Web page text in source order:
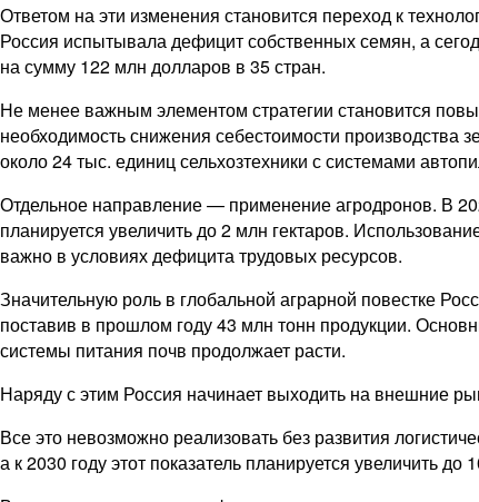
Ответом на эти изменения становится переход к
Россия испытывала дефицит собственных семян, а
на сумму 122 млн долларов в 35 стран.
Не менее важным элементом стратегии становится
необходимость снижения себестоимости
около 24 тыс. единиц сельхозтехники с системами
Отдельное направление — применение агродронов. В
планируется увеличить до 2 млн гектаров.
важно в условиях дефицита трудовых ресурсов.
Значительную роль в глобальной аграрной повестке
поставив в прошлом году 43 млн тонн продукции.
системы питания почв продолжает расти.
Наряду с этим Россия начинает выходить на внешние
Все это невозможно реализовать без развития
а к 2030 году этот показатель планируется увеличить до